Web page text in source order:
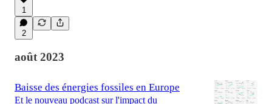
1
2
août 2023
Baisse des énergies fossiles en Europe
Et le nouveau podcast sur l'impact du